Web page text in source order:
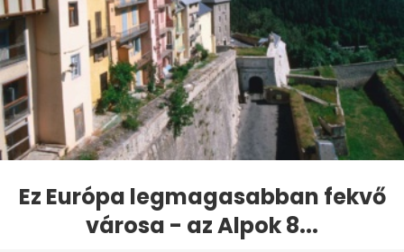
Ez Európa legmagasabban fekvő
városa - az Alpok 8...